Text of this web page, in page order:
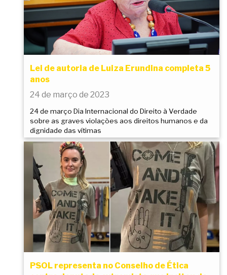
Lei de autoria de Luiza Erundina completa 5
anos
24 de março de 2023
24 de março Dia Internacional do Direito à Verdade
sobre as graves violações aos direitos humanos e da
dignidade das vítimas
PSOL representa no Conselho de Ética